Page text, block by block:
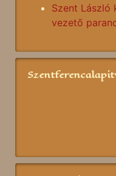
Szent László
vezető